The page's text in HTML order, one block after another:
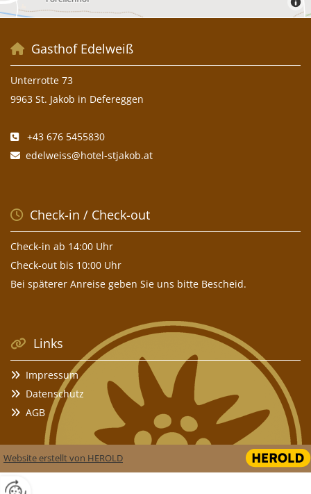
 Gasthof Edelweiß
Unterrotte 73
9963 St. Jakob in Defereggen
 +43 676 5455830
 edelweiss@hotel-stjakob.at
 Check-in / Check-out
Check-in ab 14:00 Uhr
Check-out bis 10:00 Uhr
Bei späterer Anreise geben Sie uns bitte Bescheid.
 Links
 Impressum
 Datenschutz
 AGB
Website erstellt von HEROLD